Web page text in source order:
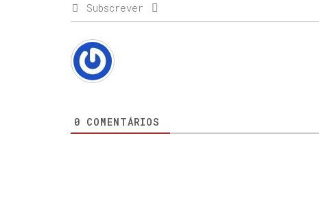
Subscrever
0 COMENTÁRIOS